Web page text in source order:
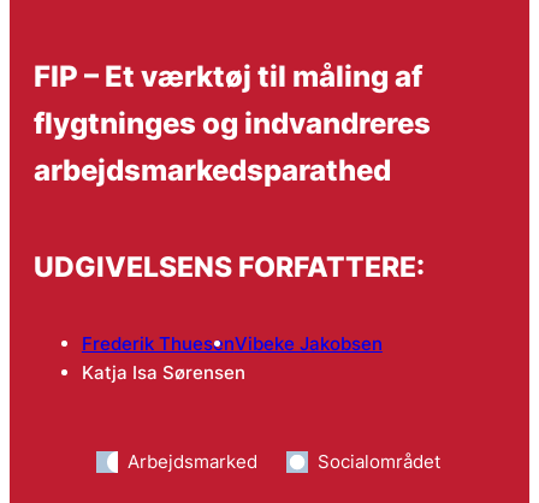
FIP – Et værktøj til måling af
flygtninges og indvandreres
arbejdsmarkedsparathed
UDGIVELSENS FORFATTERE:
Frederik ThuesenVibeke Jakobsen
Katja Isa Sørensen
Arbejdsmarked Socialområdet